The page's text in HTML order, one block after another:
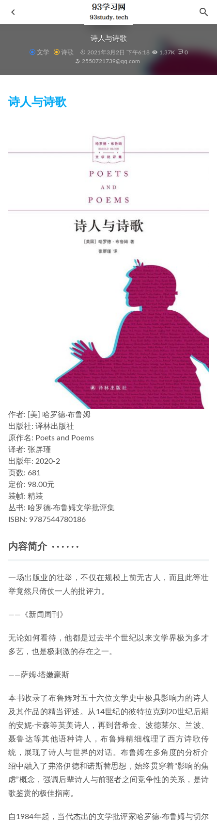
诗人与诗歌
文学 诗歌 2021年3月2日 下午6:18 1.37K
0
2550721739@qq.com
诗人与诗歌
作者: [美] 哈罗德·布鲁姆
出版社: 译林出版社
原作名: Poets and Poems
译者: 张屏瑾
出版年: 2020-2
页数: 681
定价: 98.00元
装帧: 精装
丛书: 哈罗德·布鲁姆文学批评集
ISBN: 9787544780186
内容简介 · · · · · ·
一场出版业的壮举，不仅在规模上前无古人，而且此等壮
举竟然只倚仗一人的批评力。
——《新闻周刊》
无论如何看待，他都是过去半个世纪以来文学界极为多才
多艺，也是极刺激的存在之一。
——萨姆·塔嫩豪斯
本书收录了布鲁姆对五十六位文学史中极具影响力的诗人
及其作品的精当评述。从14世纪的彼特拉克到20世纪后期
的安妮·卡森等英美诗人，再到普希金、波德莱尔、兰波、
聂鲁达等其他语种诗人，布鲁姆精细梳理了西方诗歌传
统，展现了诗人与世界的对话。布鲁姆在多角度的分析介
绍中融入了弗洛伊德和诺斯替思想，始终贯穿着“影响的焦
虑”概念，强调后辈诗人与前驱者之间竞争性的关系，是诗
歌鉴赏的极佳指南。
自1984年起，当代杰出的文学批评家哈罗德·布鲁姆与切尔
龙族 （江南著魔幻小说）七册(一,二,三,四,五,前传)版
牛津通识读本(Oxford Very Short Introductions) 652本 全英文原版
2020-12-05